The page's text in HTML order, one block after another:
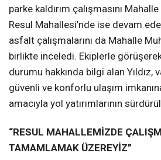
parke kaldırım çalışmasını
Resul Mahallesi’nde ise devam
asfalt çalışmalarını da Mahalle
birlikte inceledi. Ekiplerle
durumu hakkında bilgi alan Yıldız,
güvenli ve konforlu ulaşım
amacıyla yol yatırımlarının
“RESUL MAHALLEMİZDE
TAMAMLAMAK ÜZEREYİZ”